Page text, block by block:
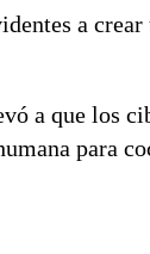
a crear
a que los
para